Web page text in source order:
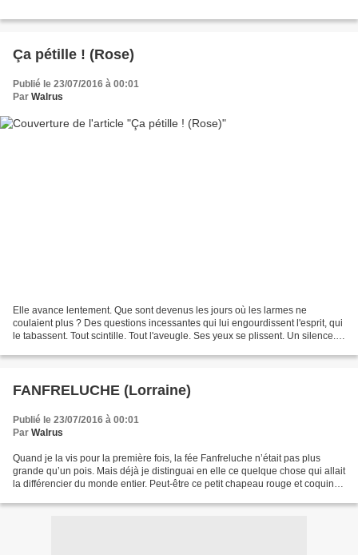
Ça pétille ! (Rose)
Publié le 23/07/2016 à 00:01
Par Walrus
Elle avance lentement. Que sont devenus les jours où les larmes ne
coulaient plus ? Des questions incessantes qui lui engourdissent l'esprit, qui
le tabassent. Tout scintille. Tout l'aveugle. Ses yeux se plissent. Un silence. Il
FANFRELUCHE (Lorraine)
Publié le 23/07/2016 à 00:01
Par Walrus
Quand je la vis pour la première fois, la fée Fanfreluche n’était pas plus
grande qu’un pois. Mais déjà je distinguai en elle ce quelque chose qui allait
la différencier du monde entier. Peut-être ce petit chapeau rouge et coquin